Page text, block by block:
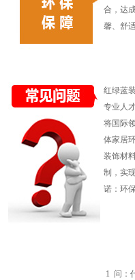
合，达
馨、舒
红绿蓝
专业人
将国际
体家居
装饰材
制，实
诺：环
1
问：